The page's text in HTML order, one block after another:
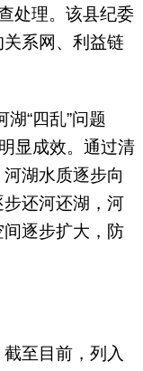
处理。该县纪委
系网、利益链
“四乱”问题
显成效。通过清
湖水质逐步向
还河还湖，河
逐步扩大，防
至目前，列入